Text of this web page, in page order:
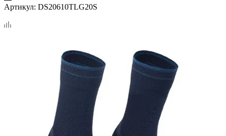
Артикул: DS20610TLG20S